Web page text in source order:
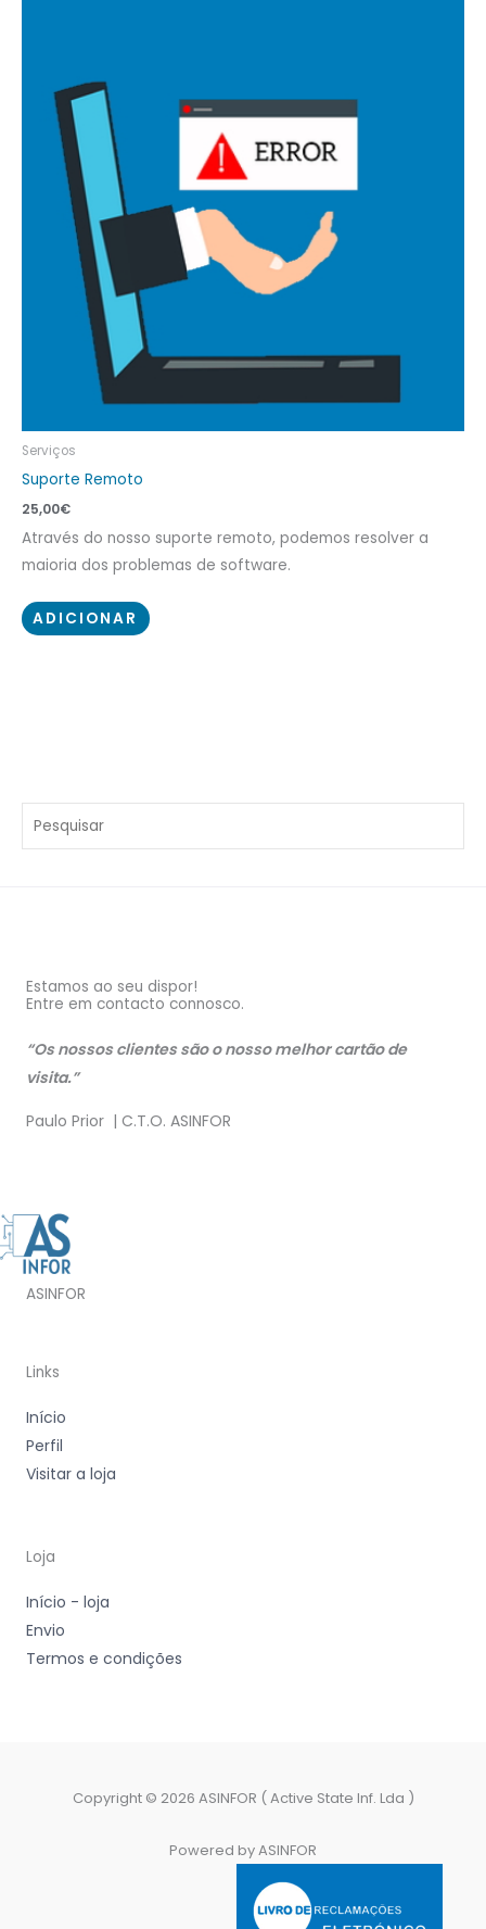
Serviços
Suporte Remoto
25,00€
Através do nosso suporte remoto, podemos resolver a
maioria dos problemas de software.
ADICIONAR
Estamos ao seu dispor!
Entre em contacto connosco.
“Os nossos clientes são o nosso melhor cartão de
visita.”
Paulo Prior | C.T.O. ASINFOR
ASINFOR
Links
Início
Perfil
Visitar a loja
Loja
Início - loja
Envio
Termos e condições
Copyright © 2026 ASINFOR ( Active State Inf. Lda )
Powered by ASINFOR